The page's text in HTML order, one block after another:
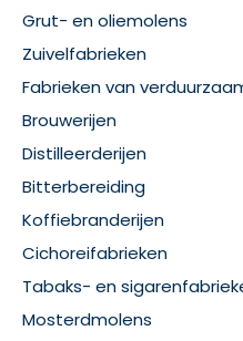
Grut- en oliemolens
Zuivelfabrieken
Fabrieken van
Brouwerijen
Distilleerderijen
Bitterbereiding
Koffiebranderijen
Cichoreifabrieken
Tabaks- en
Mosterdmolens